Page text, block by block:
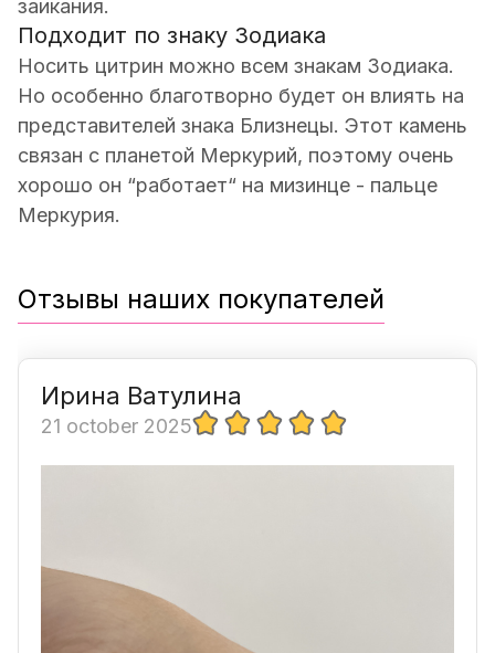
заикания.
Подходит по знаку Зодиака
Носить цитрин можно всем знакам Зодиака.
Но особенно благотворно будет он влиять на
представителей знака Близнецы. Этот камень
связан с планетой Меркурий, поэтому очень
хорошо он “работает“ на мизинце - пальце
Меркурия.
Отзывы наших покупателей
Ирина Ватулина
21 october 2025